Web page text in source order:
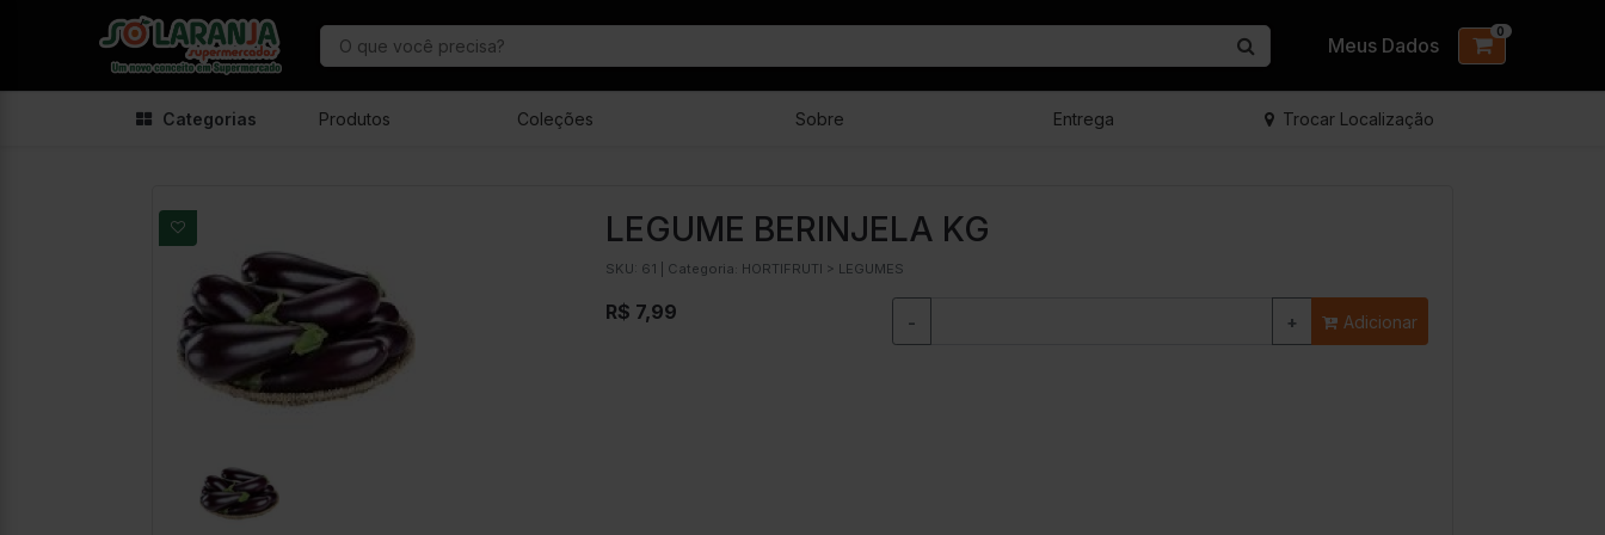
Meus Dados
0
Categorias Produtos Coleções Sobre Entrega Trocar Localização
LEGUME BERINJELA KG
SKU: 61 | Categoria: HORTIFRUTI > LEGUMES
R$ 7,99 - + Adicionar